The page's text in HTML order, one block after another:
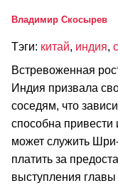
Владимир Скосырев
Тэги: китай, индия,
Встревоженная
Индия призвала
соседям, что
способна
может служить
платить за
выступления